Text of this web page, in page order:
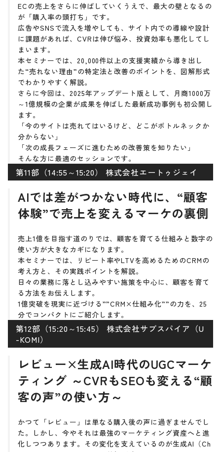
ECの売上をさらに伸ばしていくうえで、最大の壁となるの
が「購入率の頭打ち」です。
広告やSNSで流入を増やしても、サイト内での導線や設計
に課題があれば、CVRは伸び悩み、投資効率も悪化してし
まいます。
本セミナーでは、20,000件以上の支援実績から導き出し
た“売れない理由”の特定法と改善のポイントを、図解形式
でわかりやすく解説。
さらに今回は、2025年アップデート版として、月商1000万
～1億規模の企業が成果を伸ばした最新成功事例も初公開し
ます。
「今のサイトは売れてはいるけど、どこがボトルネックか
分からない」
「次の成長フェーズに進むための改善策を知りたい」
そんな方に最適のセッションです。
第11部（14:55～15:20） 株式会社エートゥジェイ
AIでは差がつかない時代に、“顧客
体験”で売上を変えるマーケの裏側
売上1億を目指す道のりでは、顧客を育てる仕組みと数字の
使い方が大きなカギになります。
本セミナーでは、リピート率やLTVを高めるためのCRMの
考え方と、その実践ポイントを解説。
日々の業務に落とし込みやすい施策を中心に、顧客を育て
る方法をお伝えします。
1億突破を現実に近づける””CRM×仕組み化””の力を、25
分でコンパクトにご紹介します。
第12部（15:20～15:45） 株式会社サブスパイア（U
-KOMI）
レビュー×生成AI時代のUGCマーケ
ティング ～CVRもSEOも変える“顧
客の声”の使い方～
かつて「レビュー」は単なる購入後の声に過ぎませんでし
た。しかし、今やそれは最強のマーケティング資産へと進
化しつつあります。その変化を支えているのが生成AI（Ch